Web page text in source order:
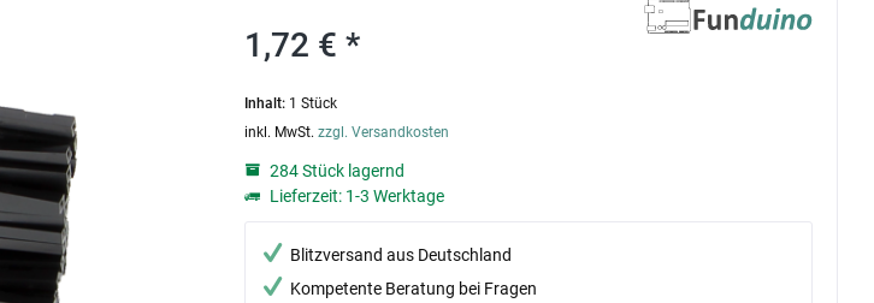
1,72 € *
Inhalt: 1 Stück
inkl. MwSt.zzgl. Versandkosten
284 Stück lagernd
Lieferzeit: 1-3 Werktage
Blitzversand aus Deutschland
Kompetente Beratung bei Fragen